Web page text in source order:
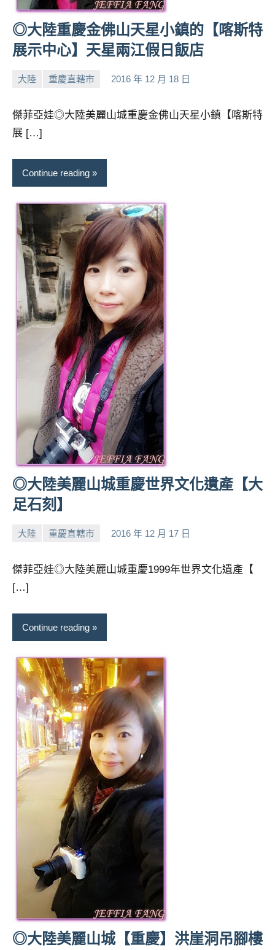
◎大陸重慶金佛山天星小鎮的【喀斯特
展示中心】天星兩江假日飯店
大陸 重慶直轄市 2016 年 12 月 18 日
小No
傑菲亞娃◎大陸美麗山城重慶金佛山天星小鎮【喀斯特
展 […]
Continue reading
◎大陸美麗山城重慶世界文化遺產【大
足石刻】
大陸 重慶直轄市 2016 年 12 月 17 日
小No
傑菲亞娃◎大陸美麗山城重慶1999年世界文化遺產【
[…]
Continue reading
◎大陸美麗山城【重慶】洪崖洞吊腳樓